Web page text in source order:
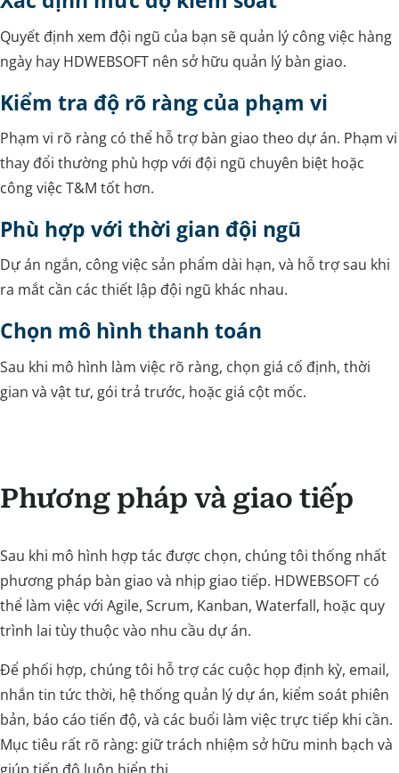
Quyết định xem đội ngũ của bạn sẽ quản lý công việc hàng
ngày hay HDWEBSOFT nên sở hữu quản lý bàn giao.
Kiểm tra độ rõ ràng của phạm vi
Phạm vi rõ ràng có thể hỗ trợ bàn giao theo dự án. Phạm vi
thay đổi thường phù hợp với đội ngũ chuyên biệt hoặc
công việc T&M tốt hơn.
Phù hợp với thời gian đội ngũ
Dự án ngắn, công việc sản phẩm dài hạn, và hỗ trợ sau khi
ra mắt cần các thiết lập đội ngũ khác nhau.
Chọn mô hình thanh toán
Sau khi mô hình làm việc rõ ràng, chọn giá cố định, thời
gian và vật tư, gói trả trước, hoặc giá cột mốc.
Phương pháp và giao tiếp
Sau khi mô hình hợp tác được chọn, chúng tôi thống nhất
phương pháp bàn giao và nhịp giao tiếp. HDWEBSOFT có
thể làm việc với Agile, Scrum, Kanban, Waterfall, hoặc quy
trình lai tùy thuộc vào nhu cầu dự án.
Để phối hợp, chúng tôi hỗ trợ các cuộc họp định kỳ, email,
nhắn tin tức thời, hệ thống quản lý dự án, kiểm soát phiên
bản, báo cáo tiến độ, và các buổi làm việc trực tiếp khi cần.
Mục tiêu rất rõ ràng: giữ trách nhiệm sở hữu minh bạch và